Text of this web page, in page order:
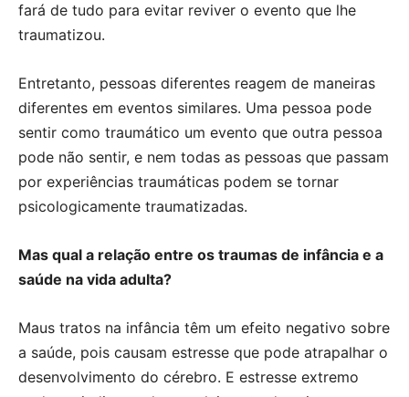
fará de tudo para evitar reviver o evento que lhe
traumatizou.
Entretanto, pessoas diferentes reagem de maneiras
diferentes em eventos similares. Uma pessoa pode
sentir como traumático um evento que outra pessoa
pode não sentir, e nem todas as pessoas que passam
por experiências traumáticas podem se tornar
psicologicamente traumatizadas.
Mas qual a relação entre os traumas de infância e a
saúde na vida adulta?
Maus tratos na infância têm um efeito negativo sobre
a saúde, pois causam estresse que pode atrapalhar o
desenvolvimento do cérebro. E estresse extremo